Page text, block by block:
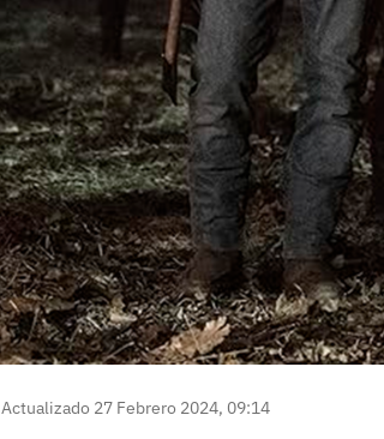
Actualizado 27 Febrero 2024, 09:14